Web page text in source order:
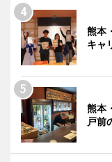
熊本
キャ
熊本
戸前